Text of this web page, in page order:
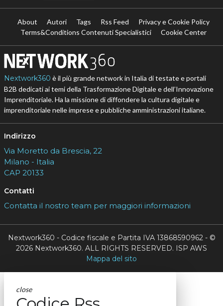
About Autori Tags Rss Feed
Privacy e Cookie Policy
Terms&Conditions Contenuti Specialistici
Cookie Center
Nextwork360 è il più grande network in Italia di testate e portali
B2B dedicati ai temi della Trasformazione Digitale e dell’Innovazione
Imprenditoriale. Ha la missione di diffondere la cultura digitale e
imprenditoriale nelle imprese e pubbliche amministrazioni italiane.
Indirizzo
Via Moretto da Brescia, 22
Milano - Italia
CAP 20133
Contatti
Contatta il nostro team per maggiori informazioni
Nextwork360 - Codice fiscale e Partita IVA 13868590962 - ©
2026 Nextwork360. ALL RIGHTS RESERVED. ISP AWS
Mappa del sito
close